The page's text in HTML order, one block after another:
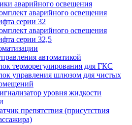
аварийного освещения
аварийного освещения
серии 32
аварийного освещения
серии 32,5
автоматикой
терморегулирования для ГКС
управления шлюзом для чистых
уровня жидкости
препятствия (присутствия